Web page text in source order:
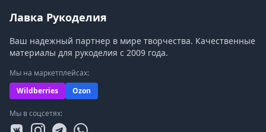
Лавка Рукоделия
Ваш надежный партнер в мире творчества. Качественные
материалы для рукоделия с 2009 года.
Мы на маркетплейсах:
Wildberries
Ozon
Мы в соцсетях: